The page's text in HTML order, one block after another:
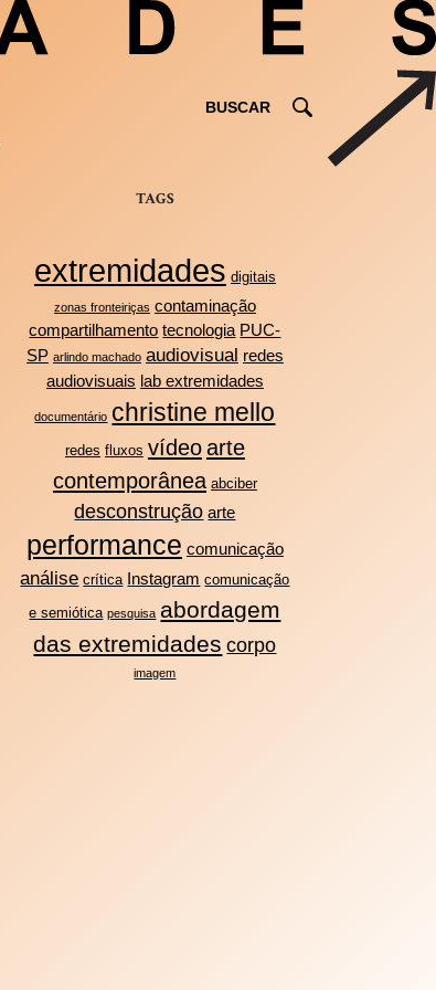
TAGS
extremidades digitais
zonas fronteiriças contaminação
compartilhamento tecnologia PUC-
SP arlindo machado audiovisual redes
audiovisuais lab extremidades
documentário christine mello
redes fluxos vídeoarte
contemporânea abciber
desconstrução arte
performance comunicação
análise crítica Instagram comunicação
e semiótica pesquisa abordagem
das extremidades corpo
imagem